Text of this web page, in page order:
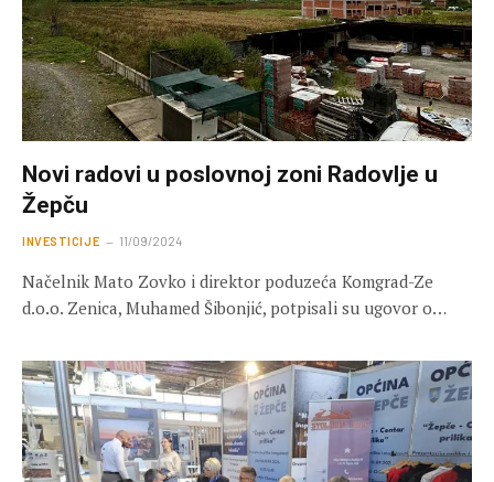
Novi radovi u poslovnoj zoni Radovlje u
Žepču
INVESTICIJE 11/09/2024
Načelnik Mato Zovko i direktor poduzeća Komgrad-Ze
d.o.o. Zenica, Muhamed Šibonjić, potpisali su ugovor o…